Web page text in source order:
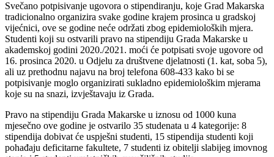
Svečano potpisivanje ugovora o stipendiranju, koje Grad Makarska
tradicionalno organizira svake godine krajem prosinca u gradskoj
vijećnici, ove se godine neće održati zbog epidemioloških mjera.
Studenti koji su ostvarili pravo na stipendiju Grada Makarske u
akademskoj godini 2020./2021. moći će potpisati svoje ugovore od
16. prosinca 2020. u Odjelu za društvene djelatnosti (1. kat, soba 5),
ali uz prethodnu najavu na broj telefona 608-433 kako bi se
potpisivanje moglo organizirati sukladno epidemiološkim mjerama
koje su na snazi, izvještavaju iz Grada.
Pravo na stipendiju Grada Makarske u iznosu od 1000 kuna
mjesečno ove godine je ostvarilo 35 studenata u 4 kategorije: 8
stipendija dobivat će uspješni studenti, 15 stipendija studenti koji
pohađaju deficitarne fakultete, 7 studenti iz obitelji slabijeg imovnog